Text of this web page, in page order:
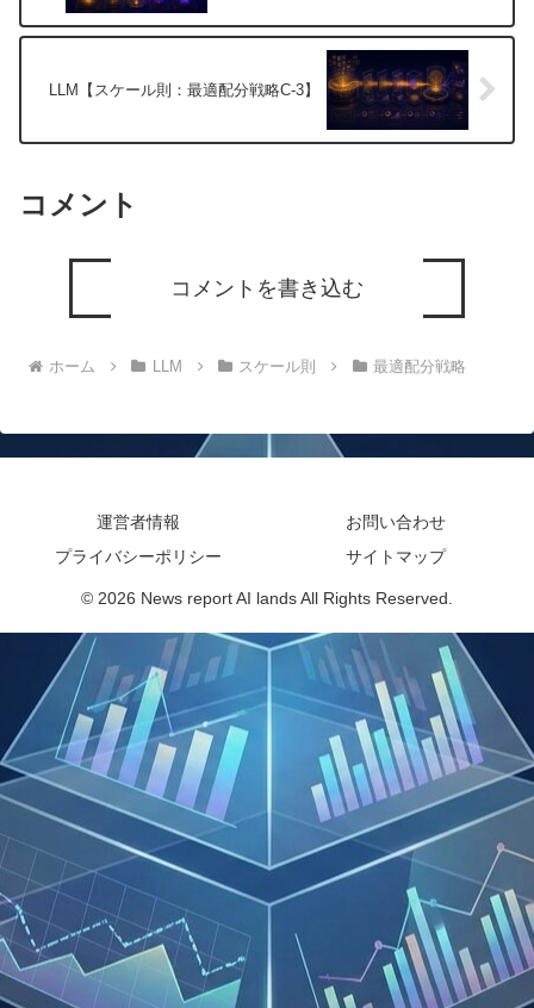
LLM【スケール則：最適配分戦略C-3】
コメント
コメントを書き込む
ホーム LLM スケール則 最適配分戦略
運営者情報
お問い合わせ
プライバシーポリシー
サイトマップ
© 2026 News report AI lands All Rights Reserved.